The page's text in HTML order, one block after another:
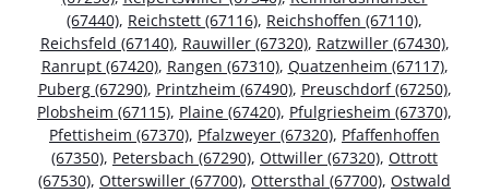
(67440), Reichstett (67116), Reichshoffen (67110),
Reichsfeld (67140), Rauwiller (67320), Ratzwiller (67430),
Ranrupt (67420), Rangen (67310), Quatzenheim (67117),
Puberg (67290), Printzheim (67490), Preuschdorf (67250),
Plobsheim (67115), Plaine (67420), Pfulgriesheim (67370),
Pfettisheim (67370), Pfalzweyer (67320), Pfaffenhoffen
(67350), Petersbach (67290), Ottwiller (67320), Ottrott
(67530), Otterswiller (67700), Ottersthal (67700), Ostwald